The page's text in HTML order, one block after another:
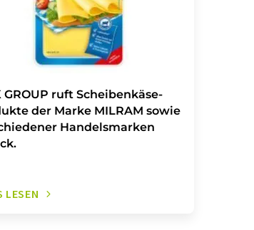
GROUP ruft Scheibenkäse-
der Marke MILRAM sowie
Handelsmarken
LESEN